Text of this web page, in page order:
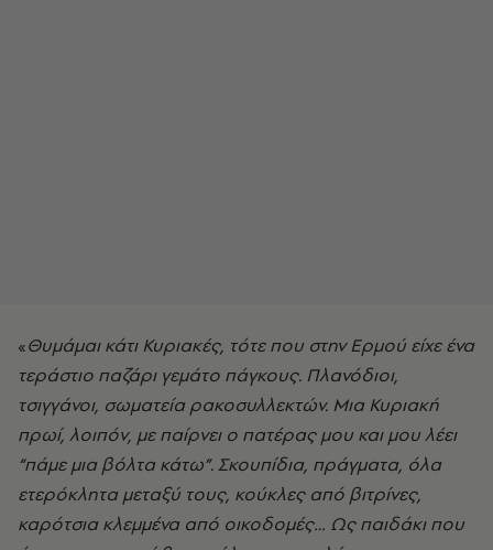
«Θυμάμαι κάτι Κυριακές, τότε που στην Ερμού είχε ένα
τεράστιο παζάρι γεμάτο πάγκους. Πλανόδιοι,
τσιγγάνοι, σωματεία ρακοσυλλεκτών. Μια Κυριακή
πρωί, λοιπόν, με παίρνει ο πατέρας μου και μου λέει
“πάμε μια βόλτα κάτω”. Σκουπίδια, πράγματα, όλα
ετερόκλητα μεταξύ τους, κούκλες από βιτρίνες,
καρότσια κλεμμένα από οικοδομές… Ως παιδάκι που